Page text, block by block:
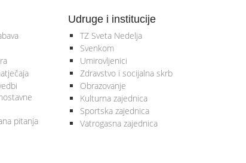
pitanja
Udruge i institucije
TZ Sveta Nedelja
Svenkom
Umirovljenici
Zdravstvo i socijalna skrb
Obrazovanje
Kulturna zajednica
Sportska zajednica
Vatrogasna zajednica